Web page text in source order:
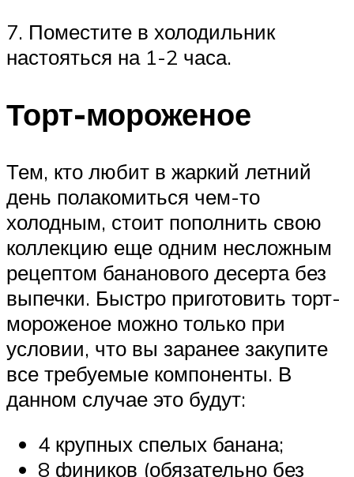
7. Поместите в холодильник
настояться на 1-2 часа.
Торт-мороженое
Тем, кто любит в жаркий летний
день полакомиться чем-то
холодным, стоит пополнить свою
коллекцию еще одним несложным
рецептом бананового десерта без
выпечки. Быстро приготовить торт-
мороженое можно только при
условии, что вы заранее закупите
все требуемые компоненты. В
данном случае это будут:
4 крупных спелых банана;
8 фиников (обязательно без